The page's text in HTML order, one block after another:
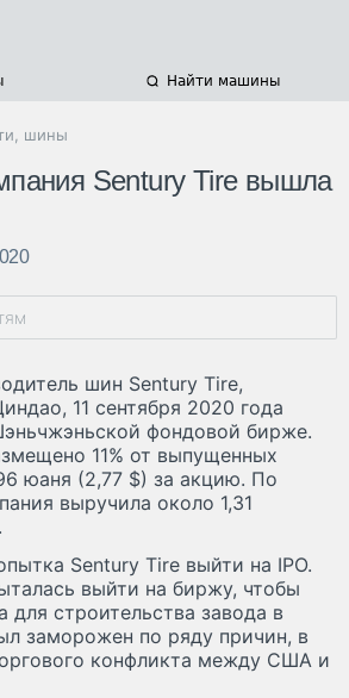
Найти машины
шины
Sentury Tire вышла
шин Sentury Tire,
11 сентября 2020 года
фондовой бирже.
11% от выпущенных
юаня (2,77 $) за акцию. По
выручила около 1,31
Sentury Tire выйти на IPO.
выйти на биржу, чтобы
для строительства завода в
заморожен по ряду причин, в
конфликта между США и